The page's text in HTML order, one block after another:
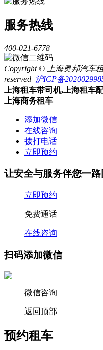
服务热线
400-021-6778
Copyright © 上海奥邦汽车
reserved 沪ICP备
上海租车带司机,上海租车
上海商务租车
添加微信
在线咨询
拨打电话
立即预约
让安全与服务伴您一路
立即预约
免费通话
在线咨询
扫码添加微信
微信咨询
返回顶部
预约租车